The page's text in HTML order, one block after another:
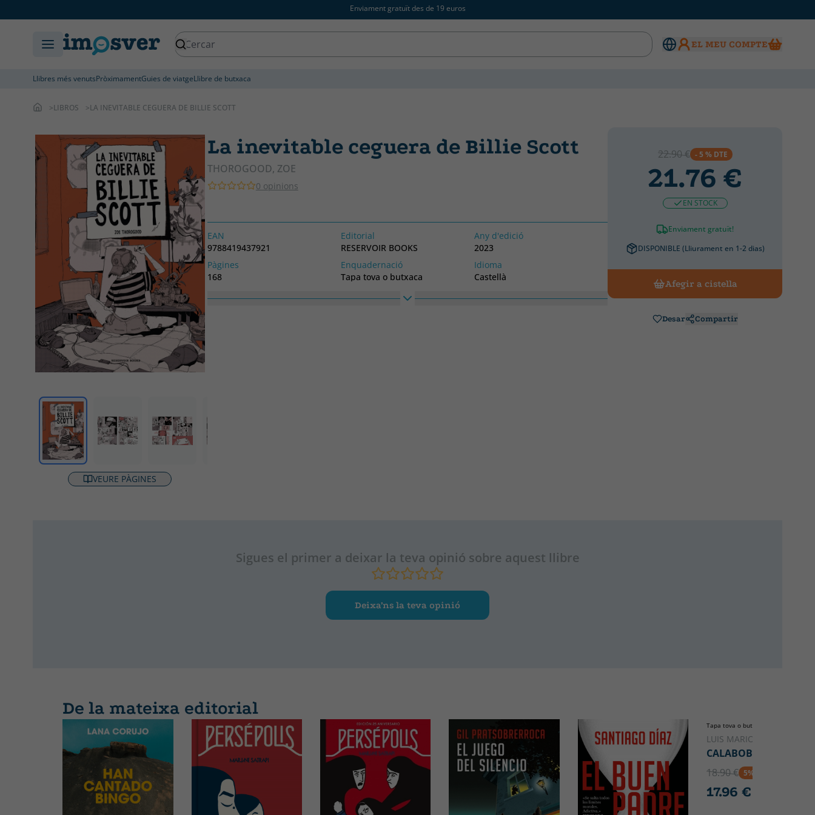
Enviament gratuït des de 19 euros
EL MEU COMPTE
Llibres més venutsPròximamentGuies de viatgeLlibre de butxaca
LIBROS LA INEVITABLE CEGUERA DE BILLIE SCOTT
VEURE PÀGINES
La inevitable ceguera de Billie Scott
THOROGOOD, ZOE
0 opinions
EAN
9788419437921
Editorial
RESERVOIR BOOKS
Any d'edició
2023
Pàgines
168
Enquadernació
Tapa tova o butxaca
Idioma
Castellà
22.90 € - 5 % DTE
21.76 €
EN STOCK
Enviament gratuït!
DISPONIBLE (Lliurament en 1-2 dias)
Afegir a cistella
Desar Compartir
Sigues el primer a deixar la teva opinió sobre aquest llibre
Deixa’ns la teva opinió
De la mateixa editorial
Tapa tova o butxaca
LUIS MARIO
CALABOBOS
18.90 € 5% DTO
17.96 €